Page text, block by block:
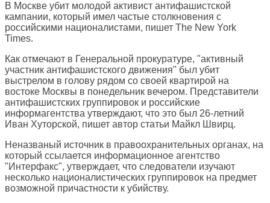
В Москве убит молодой активист антифашистской
кампании, который имел частые столкновения с
российскими националистами, пишет The New York
Times.
Как отмечают в Генеральной прокуратуре, "активный
участник антифашистского движения" был убит
выстрелом в голову рядом со своей квартирой на
востоке Москвы в понедельник вечером. Представители
антифашистских группировок и российские
информагентства утверждают, что это был 26-летний
Иван Хуторской, пишет автор статьи Майкл Швирц.
Неназваный источник в правоохранительных органах, на
который ссылается информационное агентство
"Интерфакс", утверждает, что следователи изучают
несколько националистических группировок на предмет
возможной причастности к убийству.